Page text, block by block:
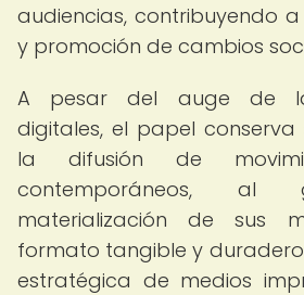
audiencias, contribuyendo a
y promoción de cambios
A pesar del auge de
digitales, el papel conserva
la difusión de
contemporáneos, al
materialización de sus
formato tangible y
estratégica de medios